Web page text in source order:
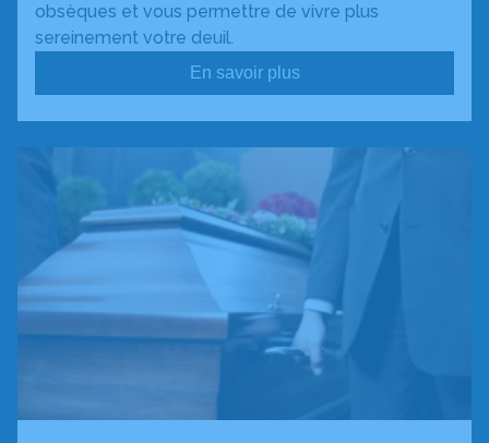
obsèques et vous permettre de vivre plus
sereinement votre deuil.
En savoir plus